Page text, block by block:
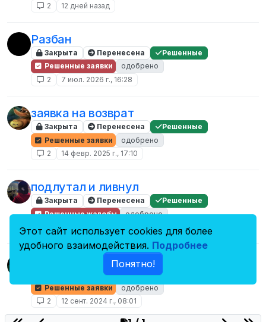
2
12 дней назад
Разбан
Закрыта Перенесена
Решенные
Решенные заявки
одобрено
2
7 июл. 2026 г., 16:28
заявка на возврат
Закрыта Перенесена
Решенные
Решенные заявки
одобрено
2
14 февр. 2025 г., 17:10
подлутал и ливнул
Закрыта Перенесена
Решенные
Решенные жалобы
одобрено
2
9 окт. 2024 г., 21:14
Возврат по жалобе
Перенесена
Решенные
Решенные заявки
одобрено
2
12 сент. 2024 г., 08:01
Этот сайт использует cookies для более
удобного взаимодействия. Подробнее
Понятно!